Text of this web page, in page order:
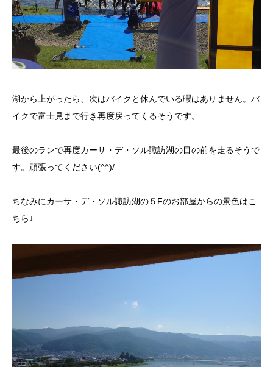
湖から上がったら、次はバイクと休んでいる暇はありません。バ
イクで富士見まで行き再度戻ってくるそうです。
最後のランで再度カーサ・デ・ソル諏訪湖の目の前を走るそうで
す。頑張ってください(^^)/
ちなみにカーサ・デ・ソル諏訪湖の５Fのお部屋からの景色はこ
ちら↓